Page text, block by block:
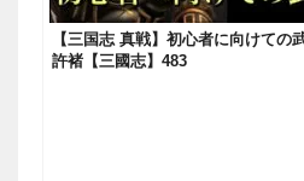
【三国志 真戦】初心者に向けての
許褚【三國志】483